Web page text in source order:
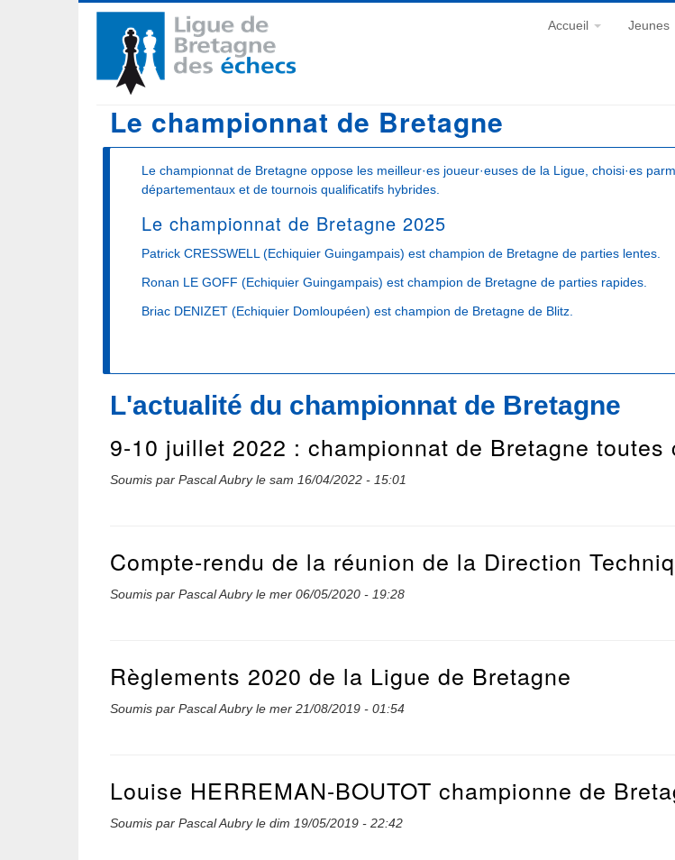
Navigation
principale
Accueil Jeunes
Le championnat de Bretagne
Le championnat de Bretagne oppose les meilleur·es joueur·euses de la Ligue, choisi·es
départementaux et de tournois qualificatifs hybrides.
Le championnat de Bretagne 2025
Patrick CRESSWELL (Echiquier Guingampais) est champion de Bretagne de parties lentes.
Ronan LE GOFF (Echiquier Guingampais) est champion de Bretagne de parties rapides.
Briac DENIZET (Echiquier Domloupéen) est champion de Bretagne de Blitz.
L'actualité du championnat de Bretagne
9-10 juillet 2022 : championnat de Bretagne toutes
Soumis par Pascal Aubryle sam 16/04/2022 - 15:01
Compte-rendu de la réunion de la Direction
Soumis par Pascal Aubryle mer 06/05/2020 - 19:28
Règlements 2020 de la Ligue de Bretagne
Soumis par Pascal Aubryle mer 21/08/2019 - 01:54
Louise HERREMAN-BOUTOT championne de
Soumis par Pascal Aubryle dim 19/05/2019 - 22:42